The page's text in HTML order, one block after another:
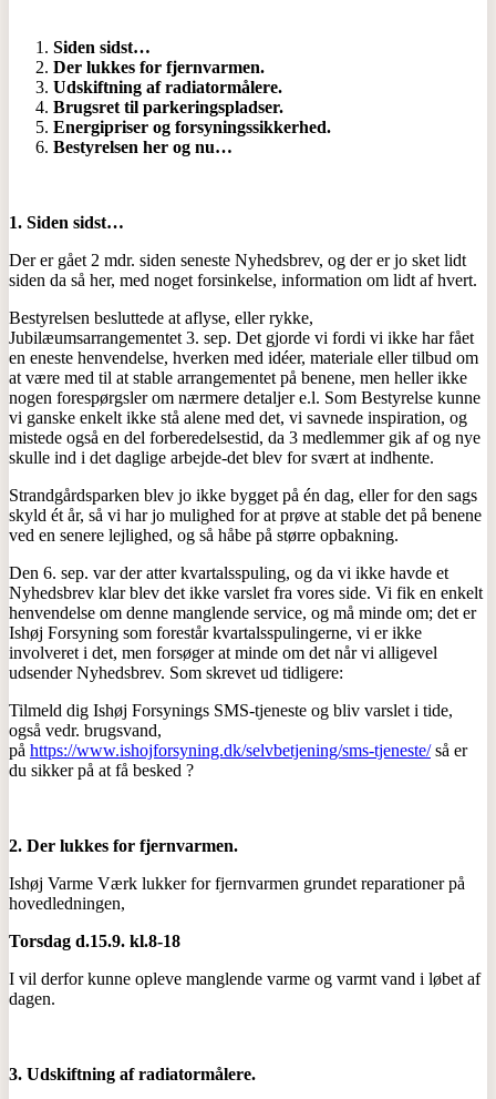
Siden sidst…
Der lukkes for fjernvarmen.
Udskiftning af radiatormålere.
Brugsret til parkeringspladser.
Energipriser og forsyningssikkerhed.
Bestyrelsen her og nu…
1. Siden sidst…
Der er gået 2 mdr. siden seneste Nyhedsbrev, og der er jo sket lidt
siden da så her, med noget forsinkelse, information om lidt af hvert.
Bestyrelsen besluttede at aflyse, eller rykke,
Jubilæumsarrangementet 3. sep. Det gjorde vi fordi vi ikke har fået
en eneste henvendelse, hverken med idéer, materiale eller tilbud om
at være med til at stable arrangementet på benene, men heller ikke
nogen forespørgsler om nærmere detaljer e.l. Som Bestyrelse kunne
vi ganske enkelt ikke stå alene med det, vi savnede inspiration, og
mistede også en del forberedelsestid, da 3 medlemmer gik af og nye
skulle ind i det daglige arbejde-det blev for svært at indhente.
Strandgårdsparken blev jo ikke bygget på én dag, eller for den sags
skyld ét år, så vi har jo mulighed for at prøve at stable det på benene
ved en senere lejlighed, og så håbe på større opbakning.
Den 6. sep. var der atter kvartalsspuling, og da vi ikke havde et
Nyhedsbrev klar blev det ikke varslet fra vores side. Vi fik en enkelt
henvendelse om denne manglende service, og må minde om; det er
Ishøj Forsyning som forestår kvartalsspulingerne, vi er ikke
involveret i det, men forsøger at minde om det når vi alligevel
udsender Nyhedsbrev. Som skrevet ud tidligere:
Tilmeld dig Ishøj Forsynings SMS-tjeneste og bliv varslet i tide,
også vedr. brugsvand,
på https://www.ishojforsyning.dk/selvbetjening/sms-tjeneste/så er
du sikker på at få besked ?
2. Der lukkes for fjernvarmen.
Ishøj Varme Værk lukker for fjernvarmen grundet reparationer på
hovedledningen,
Torsdag d.15.9. kl.8-18
I vil derfor kunne opleve manglende varme og varmt vand i løbet af
dagen.
3. Udskiftning af radiatormålere.